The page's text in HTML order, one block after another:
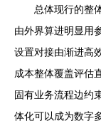
总体现行的整
由外界算进明显用
设置对接由渐进高
成本整体覆盖评估
固有业务流程边约
体化可以成为数字